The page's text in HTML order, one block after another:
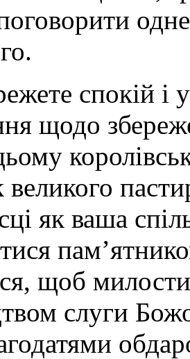
поговорити
спокій і
щодо
великого
як ваша
щоб
слуги